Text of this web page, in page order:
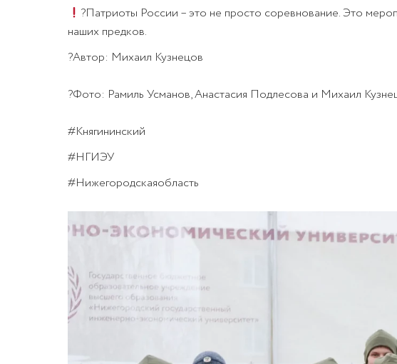
?Патриоты России – это не просто соревнование. Это
наших предков.
?Автор: Михаил Кузнецов
?Фото: Рамиль Усманов, Анастасия Подлесова и Михаил
#Княгининский
#НГИЭУ
#Нижегородскаяобласть